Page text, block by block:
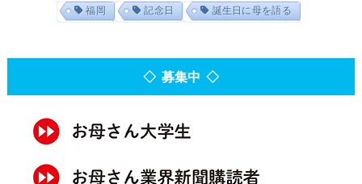
福岡 記念日 誕生日に母を語る
◇ 募集中 ◇